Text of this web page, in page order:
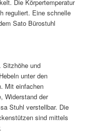
Die Körpertemperatur
reguliert. Eine schnelle
Sato Bürostuhl
Sitzhöhe und
unter den
Mit einfachen
Widerstand der
Stuhl verstellbar. Die
sind mittels